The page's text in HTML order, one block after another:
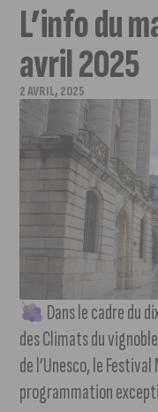
L’info du
avril 2025
2 AVRIL, 2025
Dans le cadre du
des Climats du
de l’Unesco, le
programmation